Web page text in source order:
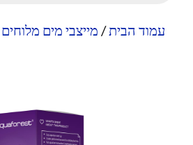
עמוד הבית/ מייצבי מים מלוחים